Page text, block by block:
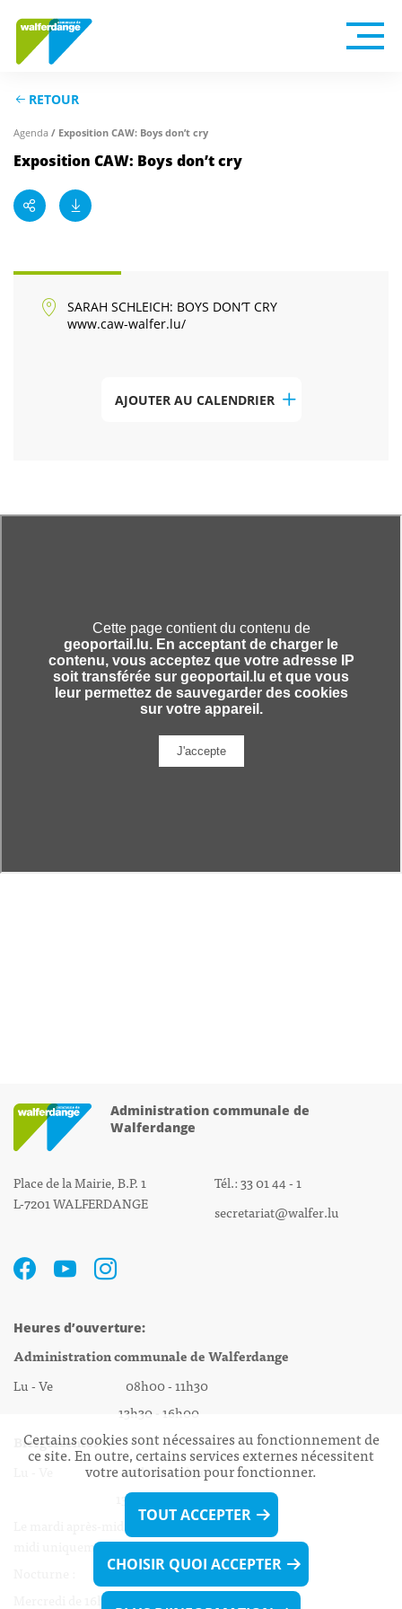
RETOUR
Agenda / Exposition CAW: Boys don’t cry
Exposition CAW: Boys don’t cry
SARAH SCHLEICH: BOYS DON’T CRY
www.caw-walfer.lu/
AJOUTER AU CALENDRIER
Administration communale de
Walferdange
Place de la Mairie, B.P. 1
L-7201 WALFERDANGE
Tél.: 33 01 44 - 1
secretariat@walfer.lu
Heures d’ouverture:
Administration communale de Walferdange
Lu - Ve 08h00 - 11h30
13h30 - 16h00
Biergercenter
Lu - Ve 08h00 - 11h30
13h30 - 16h00
Le mardi après-midi et le vendredi après-
midi uniquement sur Rdv.
Mercredi de 16h00 - 18h45 uniquement sur Rdv
Certains cookies sont nécessaires au fonctionnement de
ce site. En outre, certains services externes nécessitent
votre autorisation pour fonctionner.
TOUT ACCEPTER
CHOISIR QUOI ACCEPTER